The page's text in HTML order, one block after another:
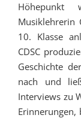
Musiklehrerin
10. Klasse
CDSC
Geschichte
nach und
Interviews zu
Erinnerungen,